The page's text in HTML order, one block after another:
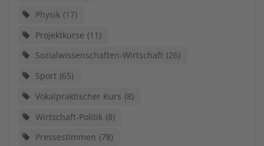
Physik 17
Projektkurse 11
Sozialwissenschaften-Wirtschaft 26
Sport 65
Vokalpraktischer Kurs 8
Wirtschaft-Politik 8
Pressestimmen 78